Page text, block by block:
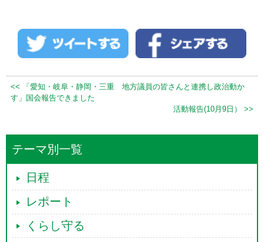
<< 「愛知・岐阜・静岡・三重 地方議員の皆さんと連携し政治動か
す」国会報告できました
活動報告(10月9日） >>
テーマ別一覧
日程
レポート
くらし守る